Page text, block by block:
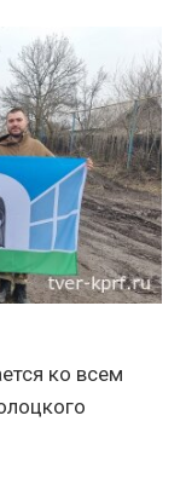
ко всем